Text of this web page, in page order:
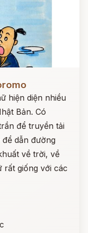
hiện diện nhiều
Bản. Có
để truyền tải
dẫn đường
về trời, về
rất giống với các